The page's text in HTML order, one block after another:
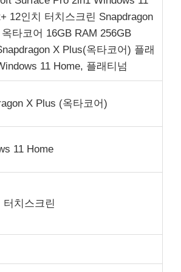
12인치 터치스크린 Snapdragon
타코어 16GB RAM 256GB
X Plus(옥타코어) 플래
11 Home, 플래티넘
X Plus (옥타코어)
11 Home
터치스크린